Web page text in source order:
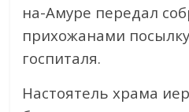
на-Амуре передал
прихожанами
госпиталя.
Настоятель храма